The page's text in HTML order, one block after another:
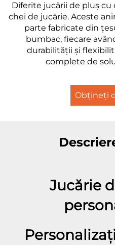
Diferite jucării de pluş
chei de jucărie. Aceste
parte fabricate din
bumbac, fiecare
durabilității și
complete de
Obțineți
Jucărie